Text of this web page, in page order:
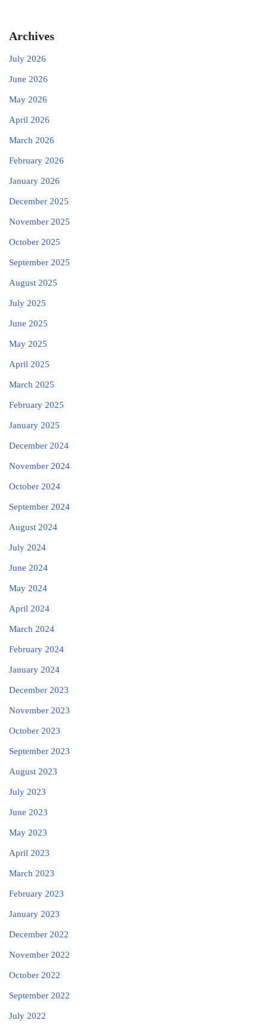
Archives
July 2026
June 2026
May 2026
April 2026
March 2026
February 2026
January 2026
December 2025
November 2025
October 2025
September 2025
August 2025
July 2025
June 2025
May 2025
April 2025
March 2025
February 2025
January 2025
December 2024
November 2024
October 2024
September 2024
August 2024
July 2024
June 2024
May 2024
April 2024
March 2024
February 2024
January 2024
December 2023
November 2023
October 2023
September 2023
August 2023
July 2023
June 2023
May 2023
April 2023
March 2023
February 2023
January 2023
December 2022
November 2022
October 2022
September 2022
July 2022